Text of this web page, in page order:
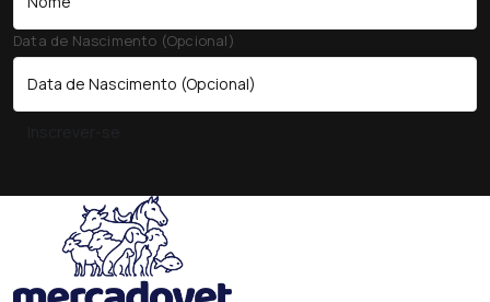
Data de Nascimento (Opcional)